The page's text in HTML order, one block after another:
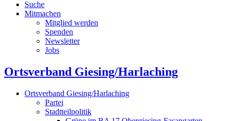
Suche
Mitmachen
Mitglied werden
Spenden
Newsletter
Jobs
Ortsverband Giesing/Harlaching
Ortsverband Giesing/Harlaching
Partei
Stadtteilpolitik